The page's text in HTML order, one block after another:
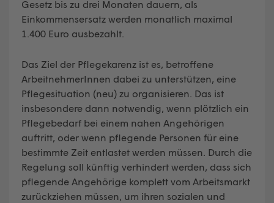
Gesetz bis zu drei Monaten dauern, als
Einkommensersatz werden monatlich maximal
1.400 Euro ausbezahlt.
Das Ziel der Pflegekarenz ist es, betroffene
ArbeitnehmerInnen dabei zu unterstützen, eine
Pflegesituation (neu) zu organisieren. Das ist
insbesondere dann notwendig, wenn plötzlich ein
Pflegebedarf bei einem nahen Angehörigen
auftritt, oder wenn pflegende Personen für eine
bestimmte Zeit entlastet werden müssen. Durch die
Regelung soll künftig verhindert werden, dass sich
pflegende Angehörige komplett vom Arbeitsmarkt
zurückziehen müssen, um ihren sozialen und